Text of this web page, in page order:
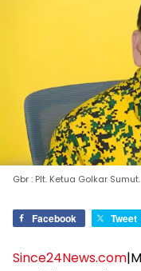
Gbr : Plt. Ketua Golkar Sumut.
Facebook Tweet
Since24News.com